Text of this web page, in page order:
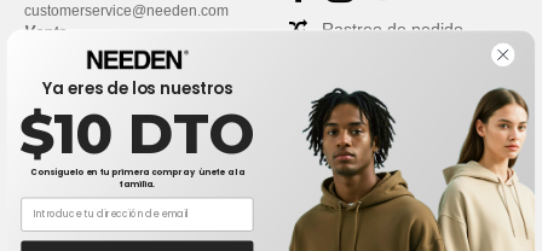
customerservice@needen.com
Venta
sales@needen.com
Rastreo de pedido
Ya eres de los nuestros
$10 DTO
Consíguelo en tu primera compra y únete a la
familia.